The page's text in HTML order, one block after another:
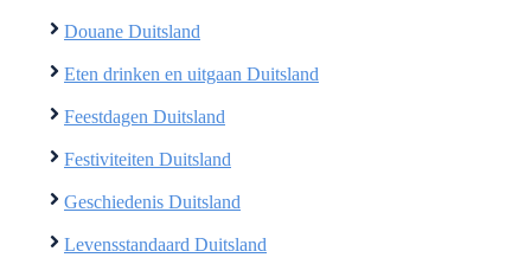
Douane Duitsland
Eten drinken en uitgaan Duitsland
Feestdagen Duitsland
Festiviteiten Duitsland
Geschiedenis Duitsland
Levensstandaard Duitsland